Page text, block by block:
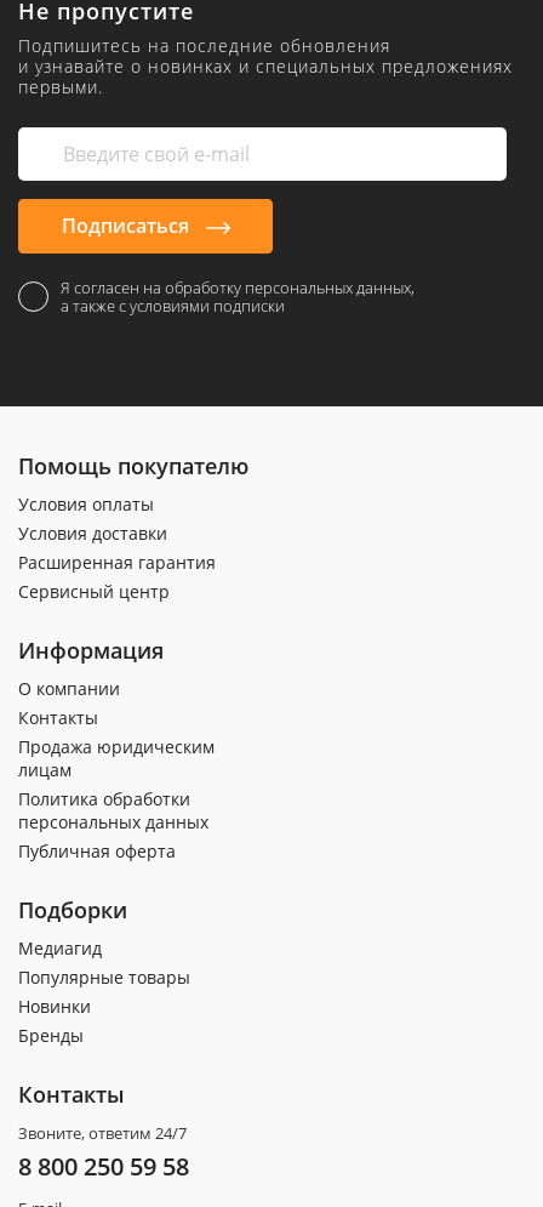
Не пропустите
Подпишитесь на последние обновления
и узнавайте о новинках и специальных предложениях
первыми.
Подписаться
Я согласен на обработку персональных данных,
а также с условиями подписки
Помощь покупателю
Условия оплаты
Условия доставки
Расширенная гарантия
Сервисный центр
Информация
О компании
Контакты
Продажа юридическим
лицам
Политика обработки
персональных данных
Публичная оферта
Подборки
Медиагид
Популярные товары
Новинки
Бренды
Контакты
Звоните, ответим 24/7
8 800 250 59 58